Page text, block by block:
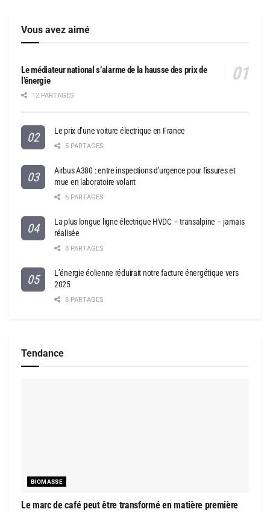
Vous avez aimé
Le médiateur national s’alarme de la hausse des prix de
l’énergie
12 PARTAGES
Le prix d’une voiture électrique en France
5 PARTAGES
Airbus A380 : entre inspections d’urgence pour fissures et
mue en laboratoire volant
6 PARTAGES
La plus longue ligne électrique HVDC – transalpine – jamais
réalisée
8 PARTAGES
L’énergie éolienne réduirait notre facture énergétique vers
2025
8 PARTAGES
Tendance
BIOMASSE
Le marc de café peut être transformé en matière première